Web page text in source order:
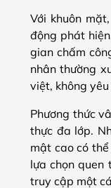
Với khuôn
động phát
gian chấm
nhân thường
việt, không
Phương thức
thực đa lớp.
mật cao có
lựa chọn quen
truy cập một